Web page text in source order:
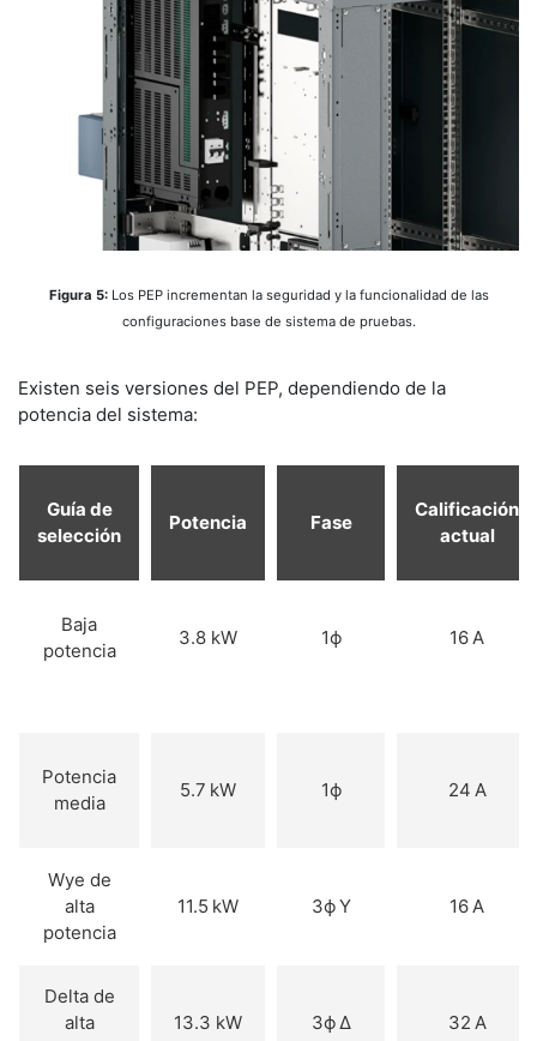
Figura 5:Los PEP incrementan la seguridad y la funcionalidad de las
configuraciones base de sistema de pruebas.
​Existen seis versiones del PEP, dependiendo de la
potencia del sistema:
​Guía de
selección
​Potencia ​Fase
​Calificación
actual
​Baja
potencia
​3.8 kW ​1ϕ ​16 A
Potencia
media
​5.7 kW ​1ϕ ​24 A
​Wye de
alta
potencia
11.5 kW ​3ϕ Y ​16 A
​Delta de
alta
13.3 kW ​3ϕ Δ ​32 A